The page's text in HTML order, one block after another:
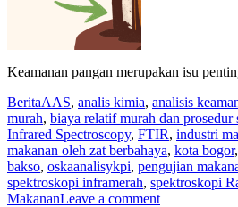
Keamanan pangan merupakan isu
BeritaAAS, analis kimia, analisis
murah, biaya relatif murah dan prosedur
Infrared Spectroscopy, FTIR, industri
makanan oleh zat berbahaya, kota bogor,
bakso, oskaanalisykpi, pengujian
spektroskopi inframerah, spektroskopi
MakananLeave a comment